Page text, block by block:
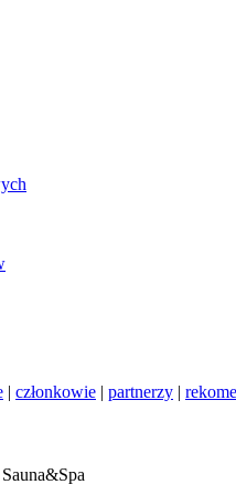
| członkowie | partnerzy |
Sauna&Spa